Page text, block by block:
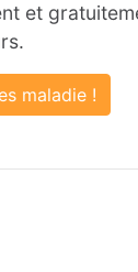
et
maladie !